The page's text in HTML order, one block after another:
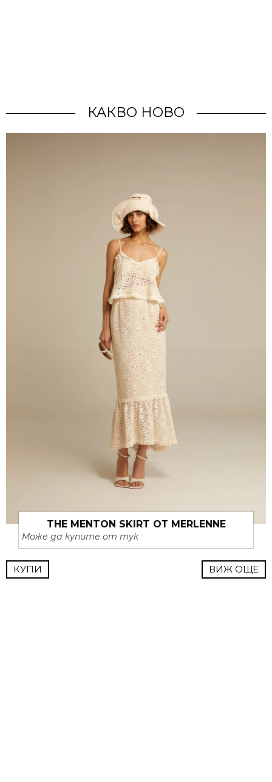
КАКВО НОВО
THE MENTON SKIRT ОТ MERLENNE
Може да купите от тук
КУПИ ВИЖ ОЩЕ